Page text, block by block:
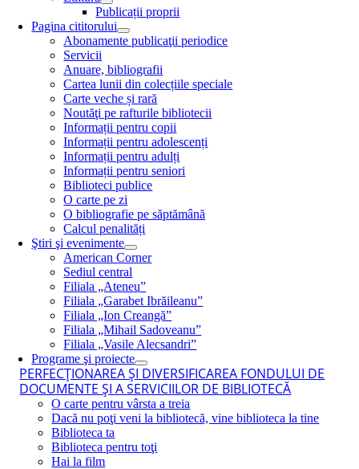
Publicații proprii
Pagina cititorului
Abonamente publicaţii periodice
Servicii
Anuare, bibliografii
Cartea lunii din colecțiile speciale
Carte veche și rară
Noutăţi pe rafturile bibliotecii
Informații pentru copii
Informații pentru adolescenți
Informații pentru adulți
Informații pentru seniori
Biblioteci publice
O carte pe zi
O bibliografie pe săptămână
Calcul penalități
Ştiri şi evenimente
American Corner
Sediul central
Filiala „Ateneu”
Filiala „Garabet Ibrăileanu”
Filiala „Ion Creangă”
Filiala „Mihail Sadoveanu”
Filiala „Vasile Alecsandri”
Programe şi proiecte
PERFECŢIONAREA ŞI DIVERSIFICAREA FONDULUI DE
DOCUMENTE ŞI A SERVICIILOR DE BIBLIOTECĂ
O carte pentru vârsta a treia
Dacă nu poţi veni la bibliotecă, vine biblioteca la tine
Biblioteca ta
Biblioteca pentru toţi
Hai la film